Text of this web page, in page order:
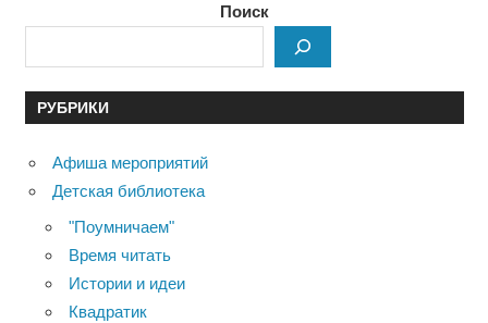
Поиск
РУБРИКИ
Афиша мероприятий
Детская библиотека
"Поумничаем"
Время читать
Истории и идеи
Квадратик